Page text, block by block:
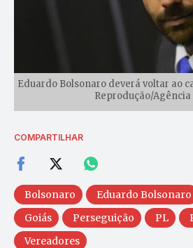
Eduardo Bolsonaro deverá voltar ao
Reprodução/
COMPARTILHAR
Bolsonaro Eduardo Bolsonaro
Goiás
Perseguição PL
Vereadores